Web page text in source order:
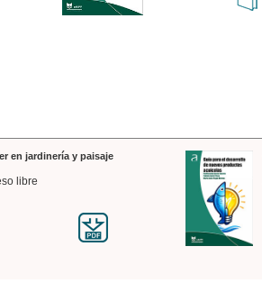
en jardinería y paisaje
libre